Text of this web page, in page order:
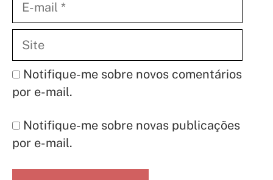
mail
Notifique-me sobre novos comentários
por e-mail.
Notifique-me sobre novas publicações
por e-mail.